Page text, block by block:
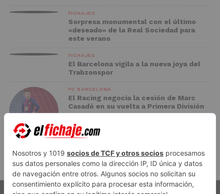
FICHAJES
Sorpresa monumental con el último
«deseado» de la Real Sociedad para
este verano
FICHAJES
El Barcelona vigila a la nueva joya del
Trabzonspor
FC BARCELONA
El Racing negocia la cesión de Marc
Casadó en su vuelta a Primera División